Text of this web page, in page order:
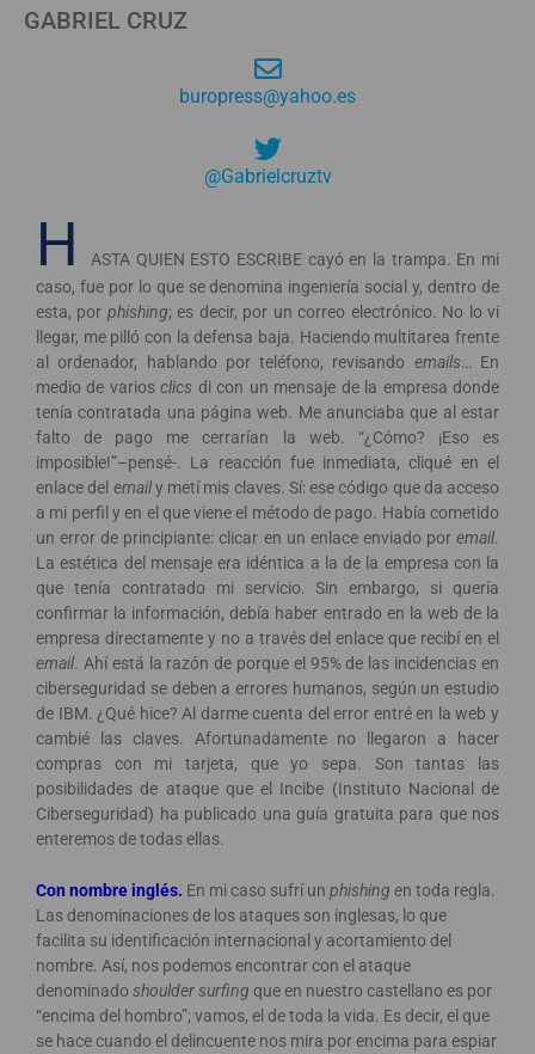
GABRIEL CRUZ
buropress@yahoo.es
@Gabrielcruztv
H
ASTA QUIEN ESTO ESCRIBE cayó en la trampa. En mi
caso, fue por lo que se denomina ingeniería social y, dentro de
esta, por phishing; es decir, por un correo electrónico. No lo vi
llegar, me pilló con la defensa baja. Haciendo multitarea frente
al ordenador, hablando por teléfono, revisando emails… En
medio de variosclics di con un mensaje de la empresa donde
tenía contratada una página web. Me anunciaba que al estar
falto de pago me cerrarían la web. “¿Cómo? ¡Eso es
imposible!”–pensé-. La reacción fue inmediata, cliqué en el
enlace del emaily metí mis claves. Sí: ese código que da acceso
a mi perfil y en el que viene el método de pago. Había cometido
un error de principiante: clicar en un enlace enviado por email.
La estética del mensaje era idéntica a la de la empresa con la
que tenía contratado mi servicio. Sin embargo, si quería
confirmar la información, debía haber entrado en la web de la
empresa directamente y no a través del enlace que recibí en el
email. Ahí está la razón de porque el 95% de las incidencias en
ciberseguridad se deben a errores humanos, según un estudio
de IBM. ¿Qué hice? Al darme cuenta del error entré en la web y
cambié las claves. Afortunadamente no llegaron a hacer
compras con mi tarjeta, que yo sepa. Son tantas las
posibilidades de ataque que el Incibe (Instituto Nacional de
Ciberseguridad) ha publicado una guía gratuita para que nos
enteremos de todas ellas.
Con nombre inglés. En mi caso sufrí un phishing en toda regla.
Las denominaciones de los ataques son inglesas, lo que
facilita su identificación internacional y acortamiento del
nombre. Así, nos podemos encontrar con el ataque
denominado shoulder surfing que en nuestro castellano es por
“encima del hombro”; vamos, el de toda la vida. Es decir, el que
se hace cuando el delincuente nos mira por encima para espiar